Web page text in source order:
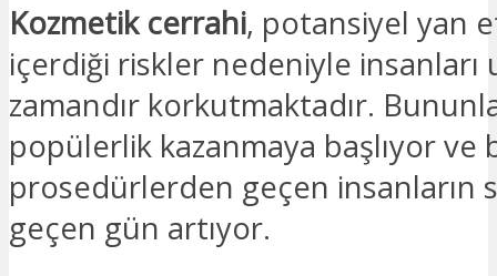
Kozmetik cerrahi, potansiyel yan
içerdiği riskler nedeniyle insanları
zamandır korkutmaktadır.
popülerlik kazanmaya başlıyor ve
prosedürlerden geçen insanların
geçen gün artıyor.